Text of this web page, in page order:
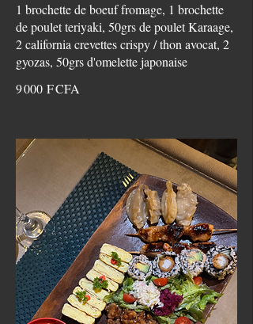
1 brochette de boeuf fromage, 1 brochette
de poulet teriyaki, 50grs de poulet Karaage,
2 california crevettes crispy / thon avocat, 2
gyozas, 50grs d'omelette japonaise
9 000 F CFA